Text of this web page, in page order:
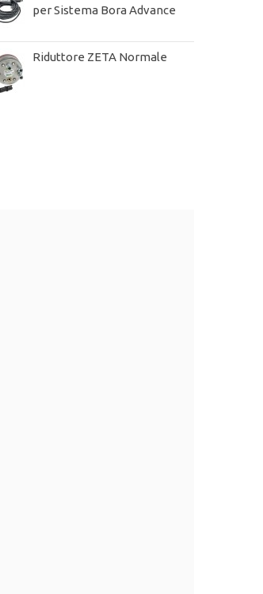
per Sistema Bora Advance
Riduttore ZETA Normale